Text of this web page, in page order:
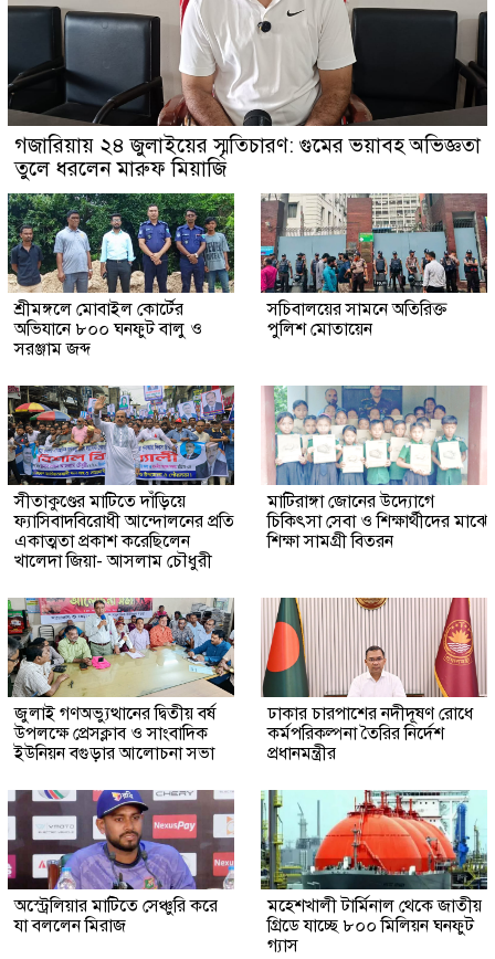
গজারিয়ায় ২৪ জুলাইয়ের স্মৃতিচারণ: গুমের ভয়াবহ অভিজ্ঞতা
তুলে ধরলেন মারুফ মিয়াজি
শ্রীমঙ্গলে মোবাইল কোর্টের
অভিযানে ৮০০ ঘনফুট বালু ও
সরঞ্জাম জব্দ
সচিবালয়ের সামনে অতিরিক্ত
পুলিশ মোতায়েন
সীতাকুণ্ডের মাটিতে দাঁড়িয়ে
ফ্যাসিবাদবিরোধী আন্দোলনের প্রতি
একাত্মতা প্রকাশ করেছিলেন
খালেদা জিয়া- আসলাম চৌধুরী
মাটিরাঙ্গা জোনের উদ্যোগে
চিকিৎসা সেবা ও শিক্ষার্থীদের মাঝে
শিক্ষা সামগ্রী বিতরন
জুলাই গণঅভ্যুত্থানের দ্বিতীয় বর্ষ
উপলক্ষে প্রেসক্লাব ও সাংবাদিক
ইউনিয়ন বগুড়ার আলোচনা সভা
ঢাকার চারপাশের নদীদূষণ রোধে
কর্মপরিকল্পনা তৈরির নির্দেশ
প্রধানমন্ত্রীর
অস্ট্রেলিয়ার মাটিতে সেঞ্চুরি করে
যা বললেন মিরাজ
মহেশখালী টার্মিনাল থেকে জাতীয়
গ্রিডে যাচ্ছে ৮০০ মিলিয়ন ঘনফুট
গ্যাস